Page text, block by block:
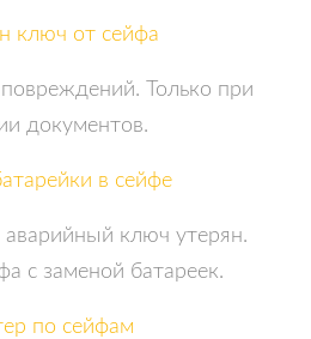
ключ от сейфа
Только при
документов.
в сейфе
аварийный ключ утерян.
с заменой батареек.
по сейфам